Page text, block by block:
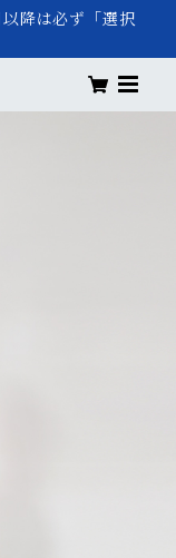
降は必ず「選択